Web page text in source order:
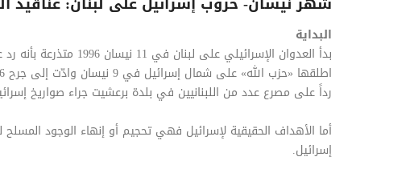
البداية
بدأ العدوان الإسرائيلي
رداً على مصرع عدد من اللبنانيين في بلدة برعشيت جراء صواريخ
أما الأهداف الحقيقية لإسرائيل فهي تحجيم أو إنهاء الوجود
إسرائيل.